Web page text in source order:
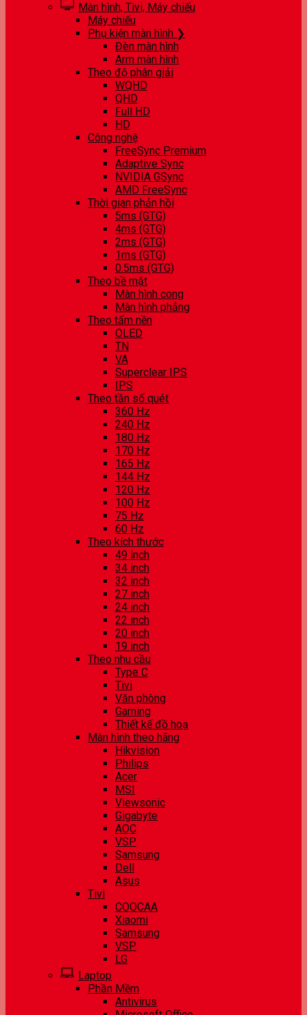
Màn hình, Tivi, Máy chiếu
Máy chiếu
Phụ kiện màn hình ❯
Đèn màn hình
Arm màn hình
Theo độ phân giải
WQHD
QHD
Full HD
HD
Công nghệ
FreeSync Premium
Adaptive Sync
NVIDIA GSync
AMD FreeSync
Thời gian phản hồi
5ms (GTG)
4ms (GTG)
2ms (GTG)
1ms (GTG)
0.5ms (GTG)
Theo bề mặt
Màn hình cong
Màn hình phẳng
Theo tấm nền
OLED
TN
VA
Superclear IPS
IPS
Theo tần số quét
360 Hz
240 Hz
180 Hz
170 Hz
165 Hz
144 Hz
120 Hz
100 Hz
75 Hz
60 Hz
Theo kích thước
49 inch
34 inch
32 inch
27 inch
24 inch
22 inch
20 inch
19 inch
Theo nhu cầu
Type C
Tivi
Văn phòng
Gaming
Thiết kế đồ hoạ
Màn hình theo hãng
Hikvision
Philips
Acer
MSI
Viewsonic
Gigabyte
AOC
VSP
Samsung
Dell
Asus
Tivi
COOCAA
Xiaomi
Samsung
VSP
LG
Laptop
Phần Mềm
Antivirus